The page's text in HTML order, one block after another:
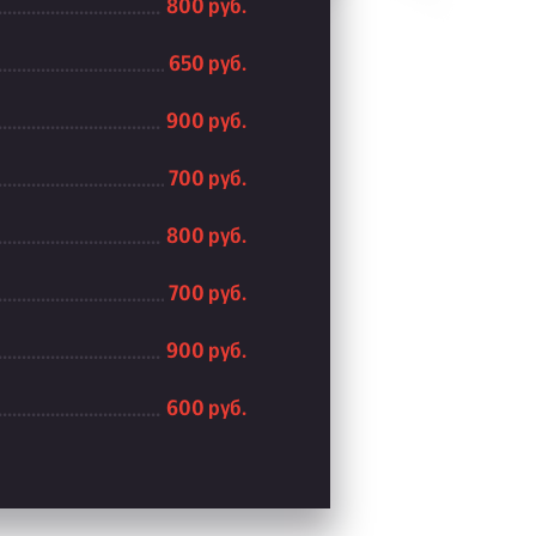
800 руб.
650 руб.
900 руб.
700 руб.
800 руб.
700 руб.
900 руб.
600 руб.